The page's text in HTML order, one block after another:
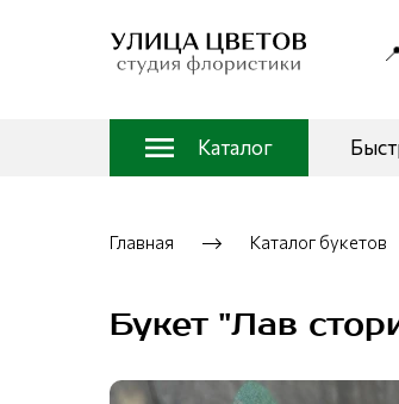
Каталог
Главная Каталог букетов
Букет "Лав